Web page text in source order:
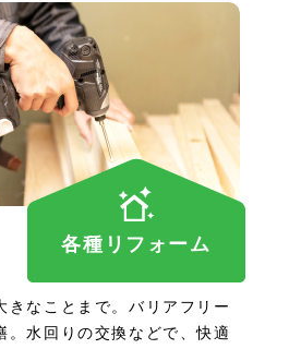
各種リフォーム
きなことまで。バリアフリー
。水回りの交換などで、快適